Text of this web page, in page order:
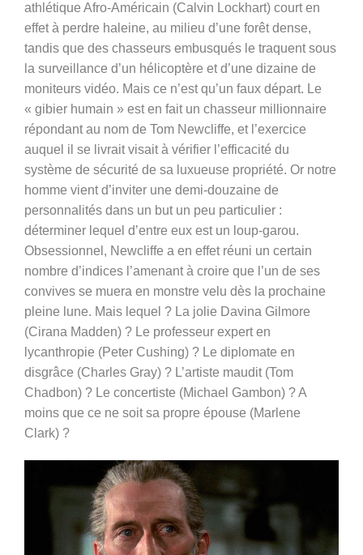
athlétique Afro-Américain (Calvin Lockhart) court en
effet à perdre haleine, au milieu d’une forêt dense,
tandis que des chasseurs embusqués le traquent sous
la surveillance d’un hélicoptère et d’une dizaine de
moniteurs vidéo. Mais ce n’est qu’un faux départ. Le
« gibier humain » est en fait un chasseur millionnaire
répondant au nom de Tom Newcliffe, et l’exercice
auquel il se livrait visait à vérifier l’efficacité du
système de sécurité de sa luxueuse propriété. Or notre
homme vient d’inviter une demi-douzaine de
personnalités dans un but un peu particulier :
déterminer lequel d’entre eux est un loup-garou.
Obsessionnel, Newcliffe a en effet réuni un certain
nombre d’indices l’amenant à croire que l’un de ses
convives se muera en monstre velu dès la prochaine
pleine lune. Mais lequel ? La jolie Davina Gilmore
(Cirana Madden) ? Le professeur expert en
lycanthropie (Peter Cushing) ? Le diplomate en
disgrâce (Charles Gray) ? L’artiste maudit (Tom
Chadbon) ? Le concertiste (Michael Gambon) ? A
moins que ce ne soit sa propre épouse (Marlene
Clark) ?